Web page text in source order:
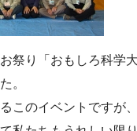
祭り「おもしろ科学
。
このイベントですが